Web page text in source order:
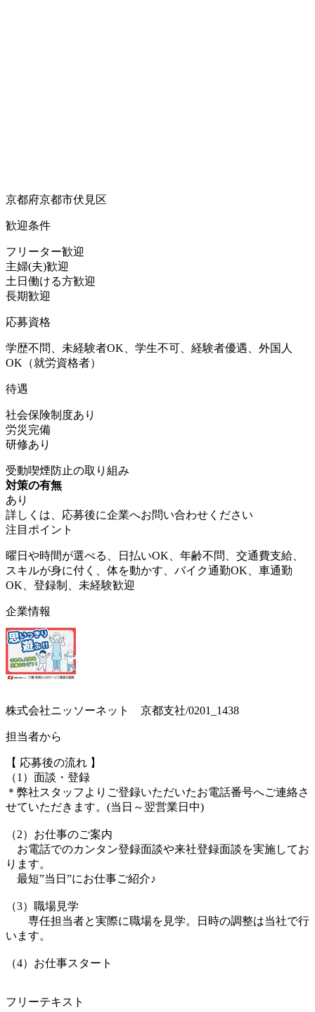
京都府京都市伏見区
歓迎条件
フリーター歓迎
主婦(夫)歓迎
土日働ける方歓迎
長期歓迎
応募資格
学歴不問、未経験者OK、学生不可、経験者優遇、外国人
OK（就労資格者）
待遇
社会保険制度あり
労災完備
研修あり
受動喫煙防止の取り組み
対策の有無
あり
詳しくは、応募後に企業へお問い合わせください
注目ポイント
曜日や時間が選べる、日払いOK、年齢不問、交通費支給、
スキルが身に付く、体を動かす、バイク通勤OK、車通勤
OK、登録制、未経験歓迎
企業情報
株式会社ニッソーネット 京都支社/0201_1438
担当者から
【 応募後の流れ 】
（1）面談・登録
＊弊社スタッフよりご登録いただいたお電話番号へご連絡さ
せていただきます。(当日～翌営業日中)
（2）お仕事のご案内
お電話でのカンタン登録面談や来社登録面談を実施してお
ります。
最短”当日”にお仕事ご紹介♪
（3）職場見学
専任担当者と実際に職場を見学。日時の調整は当社で行
います。
（4）お仕事スタート
フリーテキスト